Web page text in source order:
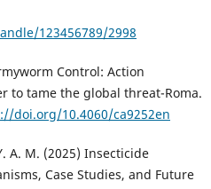
123456789/2998
Control: Action
to tame the global threat-Roma.
doi.org/10.4060/ca9252en
A. M. (2025) Insecticide
Case Studies, and Future